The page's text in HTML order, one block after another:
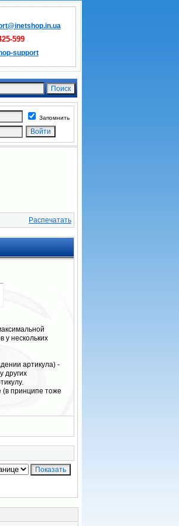
599
support
Запомнить
Распечатать
у нескольких
артикула) -
других
(в принципе тоже